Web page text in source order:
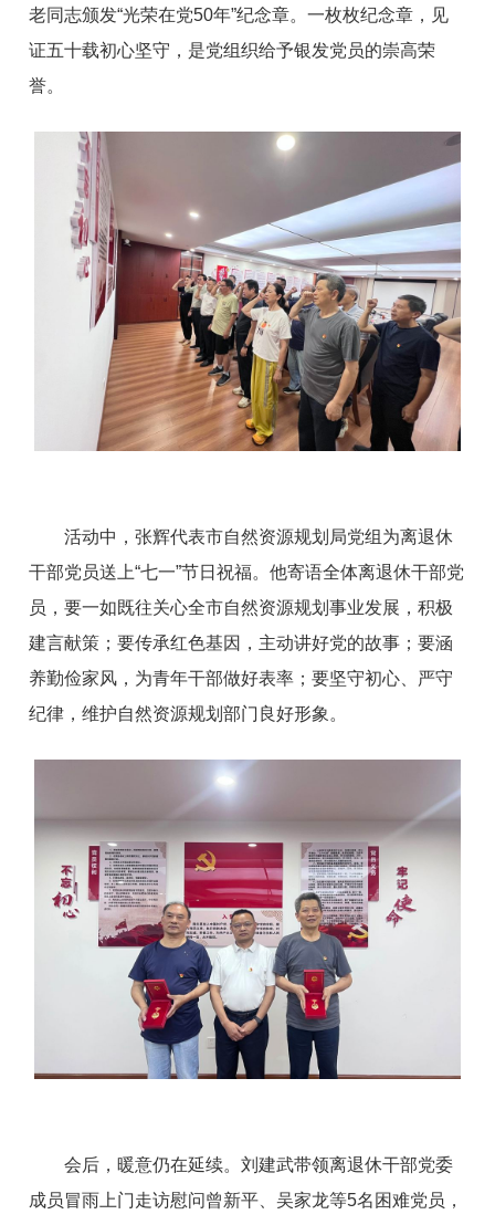
老同志颁发“光荣在党50年”纪念章。一枚枚纪念章，见
证五十载初心坚守，是党组织给予银发党员的崇高荣
誉。
活动中，张辉代表市自然资源规划局党组为离退休
干部党员送上“七一”节日祝福。他寄语全体离退休干部党
员，要一如既往关心全市自然资源规划事业发展，积极
建言献策；要传承红色基因，主动讲好党的故事；要涵
养勤俭家风，为青年干部做好表率；要坚守初心、严守
纪律，维护自然资源规划部门良好形象。
会后，暖意仍在延续。刘建武带领离退休干部党委
成员冒雨上门走访慰问曾新平、吴家龙等5名困难党员，